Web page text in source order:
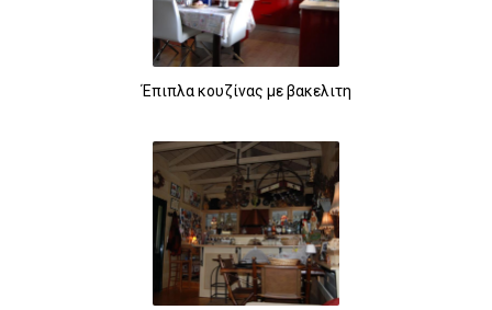
Έπιπλα κουζίνας με βακελιτη